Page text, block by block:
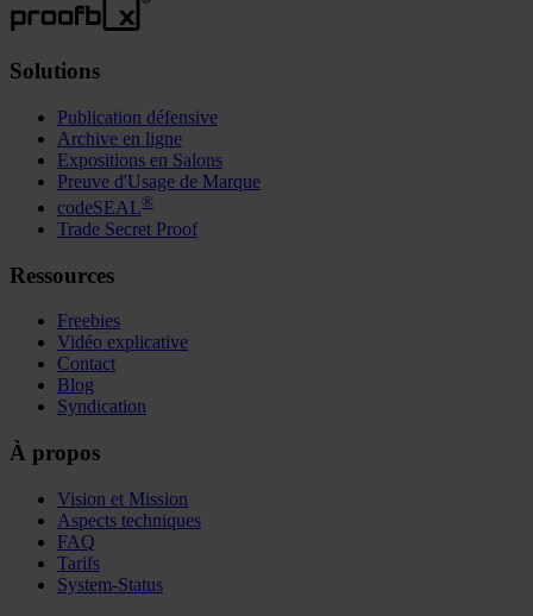
Solutions
Publication défensive
Archive en ligne
Expositions en Salons
Preuve d'Usage de Marque
codeSEAL®
Trade Secret Proof
Ressources
Freebies
Vidéo explicative
Contact
Blog
Syndication
À propos
Vision et Mission
Aspects techniques
FAQ
Tarifs
System-Status